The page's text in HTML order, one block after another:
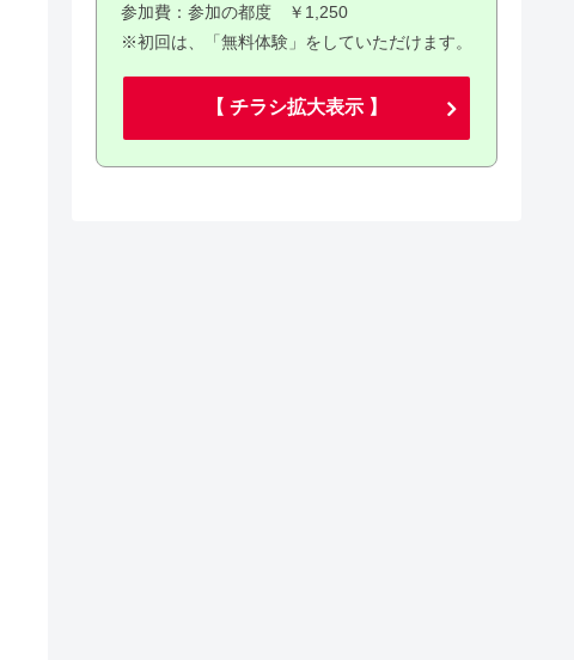
参加費：参加の都度 ￥1,250
※初回は、「無料体験」をしていただけます。
【 チラシ拡大表示 】